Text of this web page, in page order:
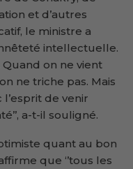
et d’autres
le ministre a
intellectuelle.
Quand on ne vient
ne triche pas. Mais
de venir
a-t-il souligné.
quant au bon
que ‘’tous les